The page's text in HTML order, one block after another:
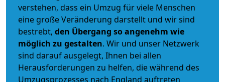
verstehen, dass ein Umzug für viele Menschen
eine große Veränderung darstellt und wir sind
bestrebt, den Übergang so angenehm wie
möglich zu gestalten. Wir und unser Netzwerk
sind darauf ausgelegt, Ihnen bei allen
Herausforderungen zu helfen, die während des
Umzugsprozesses nach England auftreten